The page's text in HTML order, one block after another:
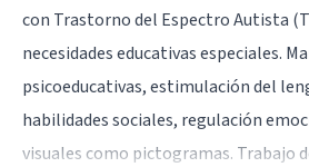
con Trastorno del Espectro Autista
necesidades educativas especiales.
psicoeducativas, estimulación del
habilidades sociales, regulación
visuales como pictogramas. Trabajo